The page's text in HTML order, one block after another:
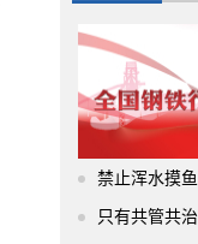
禁止浑水摸鱼
只有共管共